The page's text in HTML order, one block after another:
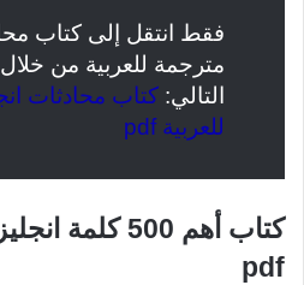
فقط انتقل إلى كتاب
مترجمة للعربية من
التالي: كتاب محادثات
للعربية pdf
كتاب أهم 500
pdf